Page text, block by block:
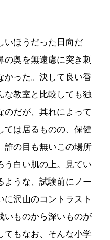
ほうだった日向だ
の奥を無遠慮に突き刺
かった。決して良い香
な教室と比較しても独
のだが、其れによって
ては居るものの、保健
誰の目も無いこの場所
う白い肌の上。見てい
ような、試験前にノー
に沢山のコントラスト
いものから深いものが
てもなお、そんな小学